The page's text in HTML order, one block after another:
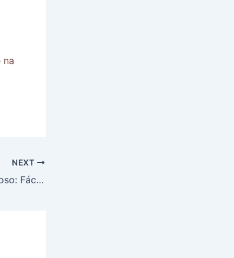
na
NEXT
Sorvete de Manga Cremoso: Fácil, Refrescante e Irresistível